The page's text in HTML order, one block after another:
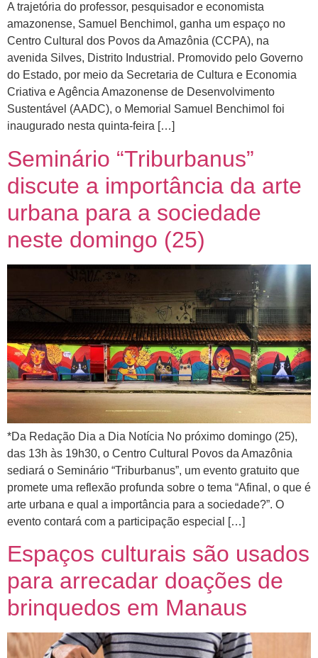
A trajetória do professor, pesquisador e economista
amazonense, Samuel Benchimol, ganha um espaço no
Centro Cultural dos Povos da Amazônia (CCPA), na
avenida Silves, Distrito Industrial. Promovido pelo Governo
do Estado, por meio da Secretaria de Cultura e Economia
Criativa e Agência Amazonense de Desenvolvimento
Sustentável (AADC), o Memorial Samuel Benchimol foi
inaugurado nesta quinta-feira […]
Seminário “Triburbanus”
discute a importância da arte
urbana para a sociedade
neste domingo (25)
*Da Redação Dia a Dia Notícia No próximo domingo (25),
das 13h às 19h30, o Centro Cultural Povos da Amazônia
sediará o Seminário “Triburbanus”, um evento gratuito que
promete uma reflexão profunda sobre o tema “Afinal, o que é
arte urbana e qual a importância para a sociedade?”. O
evento contará com a participação especial […]
Espaços culturais são usados
para arrecadar doações de
brinquedos em Manaus